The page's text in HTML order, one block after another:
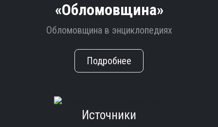
«Обломовщина»
Обломовщина в энциклопедиях
Подробнее
Источники